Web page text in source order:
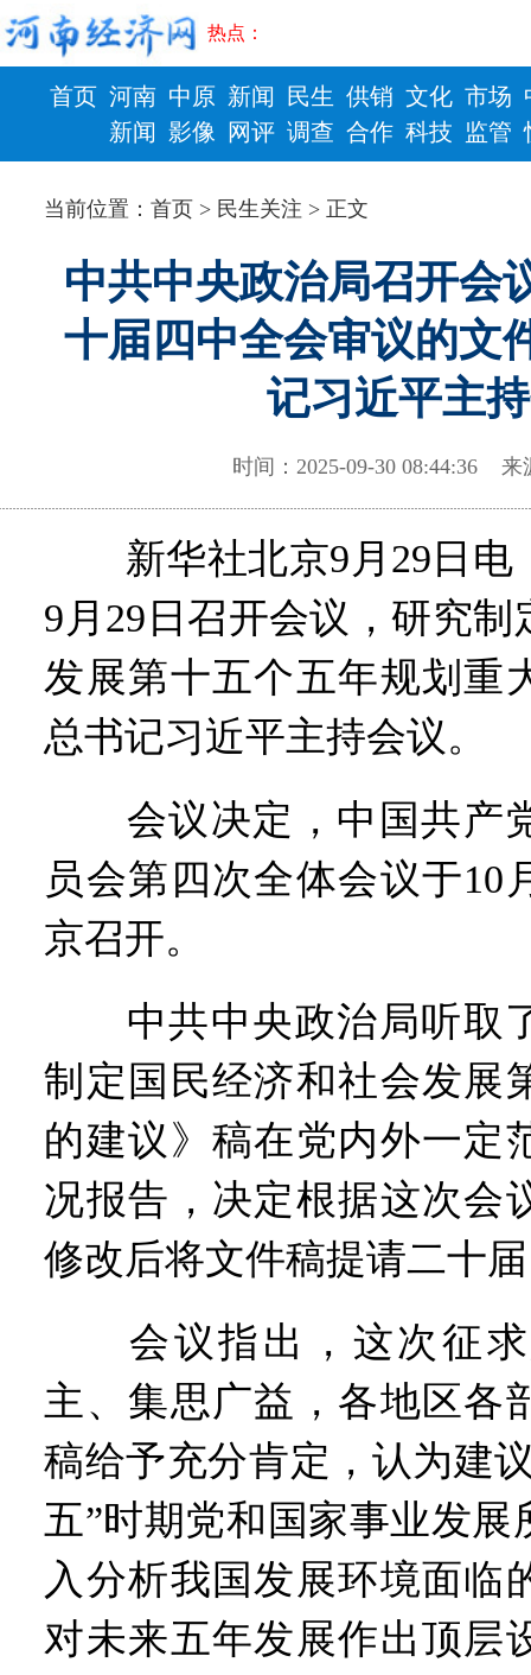
热点：
首页 河南
新闻
中原
影像
新闻
网评
民生
调查
供销
合作
文化
科技
市场
监管
财政 健康
当前位置：首页 > 民生关注 > 正文
中共中央政治局召开会
十届四中全会审议的文
记习近平主
时间：2025-09-30 08:44:36
新华社北京9月29日电
9月29日召开会议，研究
发展第十五个五年规划重
总书记习近平主持会议。
会议决定，中国共产
员会第四次全体会议于10
京召开。
中共中央政治局听取
制定国民经济和社会发展
的建议》稿在党内外一定
况报告，决定根据这次会
修改后将文件稿提请二十
会议指出，这次征求
主、集思广益，各地区各
稿给予充分肯定，认为建
五”时期党和国家事业发展
入分析我国发展环境面临
对未来五年发展作出顶层